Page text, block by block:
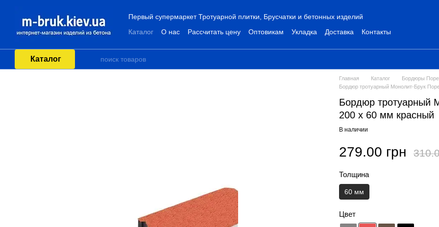
Первый супермаркет Тротуарной плитки, Брусчатки и бетонных изделий
Каталог
О нас Рассчитать цену Оптовикам Укладка Доставка Контакты
Каталог
Главная Каталог
Бордюры
Бордюр тротуарный Монолит-Брук
Бордюр тротуарный
200 х 60 мм красный
В наличии
279.00 грн
Толщина
60 мм
Цвет